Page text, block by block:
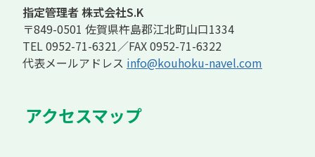
指定管理者 株式会社S.K
〒849-0501 佐賀県杵島郡江北町山口1334
TEL0952-71-6321／FAX 0952-71-6322
代表メールアドレス info@kouhoku-navel.com
アクセスマップ